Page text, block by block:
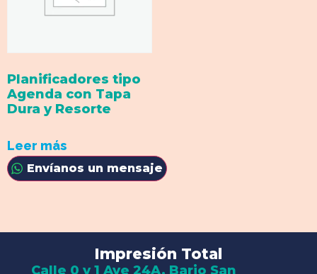
Planificadores tipo
Agenda con Tapa
Dura y Resorte
Leer más
Envíanos un mensaje
Impresión Total
Calle 0 y 1 Ave 24A, Bario San